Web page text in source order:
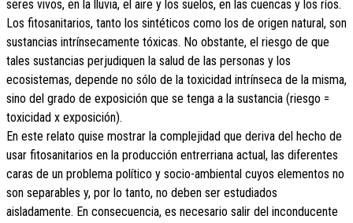
seres vivos, en la lluvia, el aire y los suelos, en las cuencas y los ríos.
Los fitosanitarios, tanto los sintéticos como los de origen natural, son
sustancias intrínsecamente tóxicas. No obstante, el riesgo de que
tales sustancias perjudiquen la salud de las personas y los
ecosistemas, depende no sólo de la toxicidad intrínseca de la misma,
sino del grado de exposición que se tenga a la sustancia (riesgo =
toxicidad x exposición).
En este relato quise mostrar la complejidad que deriva del hecho de
usar fitosanitarios en la producción entrerriana actual, las diferentes
caras de un problema político y socio-ambiental cuyos elementos no
son separables y, por lo tanto, no deben ser estudiados
aisladamente. En consecuencia, es necesario salir del inconducente